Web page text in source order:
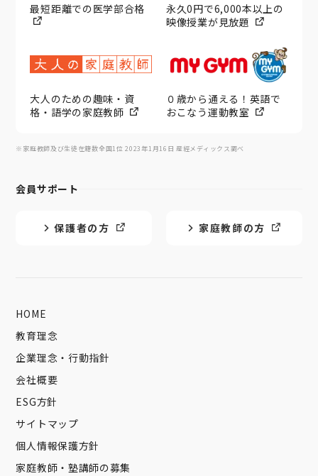
最短距離での医学部合格
永久0円で6,000本以上の
映像授業が見放題
大人のための趣味・資
格・語学の家庭教師
０歳から通える！英語で
おこなう運動教室
※家庭教師及び生徒在籍数全国1位 2023年1月16日 産經メディックス調べ
会員サポート
保護者の方 家庭教師の方
HOME
教育理念
企業理念・行動指針
会社概要
ESG方針
サイトマップ
個人情報保護方針
家庭教師・塾講師の募集